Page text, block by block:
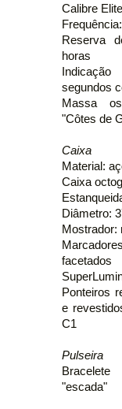
Calibre
Reserva
horas
segundos
Massa
"Côtes de
Caixa
Material:
Caixa
Diâmetro:
Mostrador:
Ponteiros
e
C1
Pulseira
"escada"